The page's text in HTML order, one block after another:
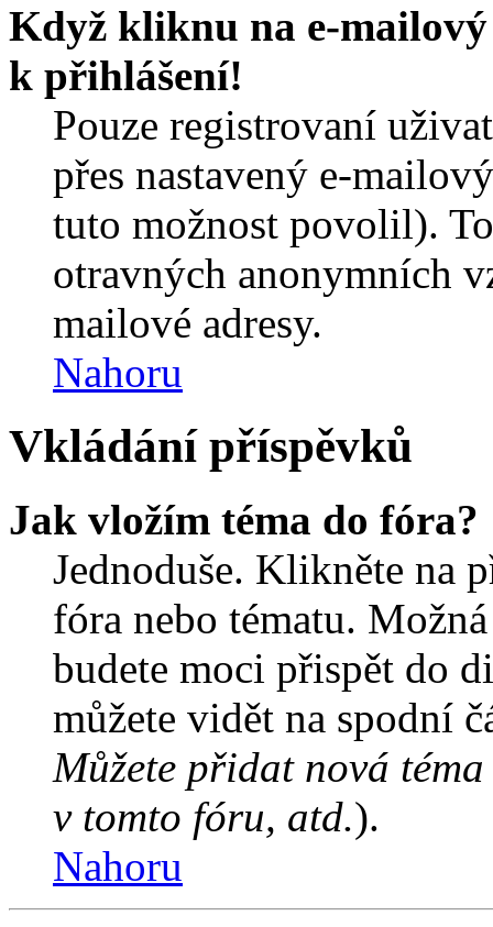
Když kliknu na e-
k přihlášení!
Pouze registrovaní
přes nastavený e-
tuto možnost povolil).
otravných anonymních
mailové adresy.
Nahoru
Vkládání příspěvků
Jak vložím téma do fóra?
Jednoduše. Klikněte na
fóra nebo tématu.
budete moci přispět do
můžete vidět na spodní
Můžete přidat nová
v tomto fóru, atd.).
Nahoru